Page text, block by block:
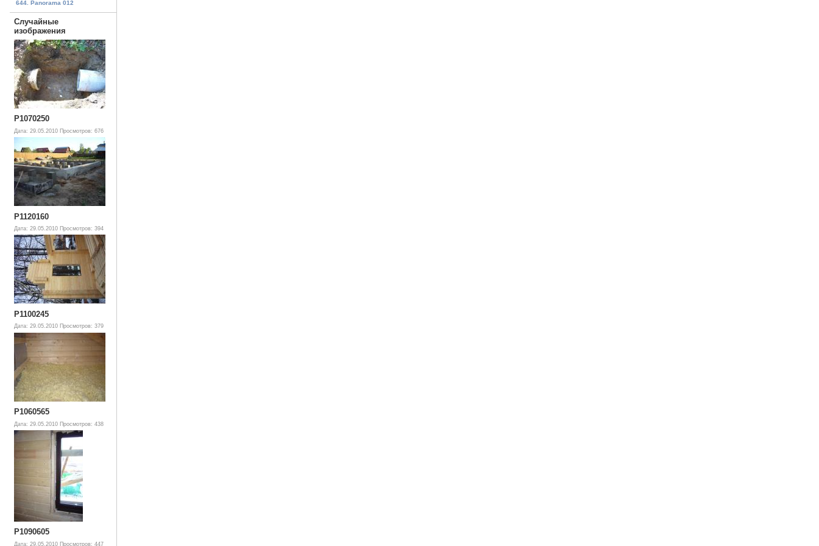
644. Panorama 012
Случайные
изображения
P1070250
Дата: 29.05.2010 Просмотров: 676
P1120160
Дата: 29.05.2010 Просмотров: 394
P1100245
Дата: 29.05.2010 Просмотров: 379
P1060565
Дата: 29.05.2010 Просмотров: 438
P1090605
Дата: 29.05.2010 Просмотров: 447